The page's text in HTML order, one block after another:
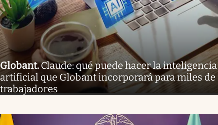
Globant.Claude: qué puede hacer la inteligencia
artificial que Globant incorporará para miles de
trabajadores